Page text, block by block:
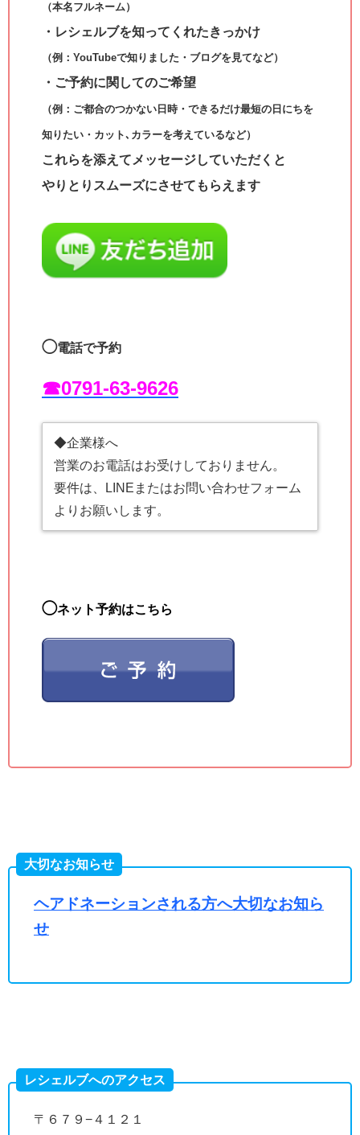
（本名フルネーム）
・レシェルブを知ってくれたきっかけ
（例：YouTubeで知りました・ブログを見てなど）
・ご予約に関してのご希望
（例：ご都合のつかない日時・できるだけ最短の日にちを
知りたい・カット､カラーを考えているなど）
これらを添えてメッセージしていただくと
やりとりスムーズにさせてもらえます
◯電話で予約
☎︎0791-63-9626
◆企業様へ
営業のお電話はお受けしておりません。
要件は、LINEまたはお問い合わせフォーム
よりお願いします。
◯ネット予約はこちら
大切なお知らせ
ヘアドネーションされる方へ大切なお知ら
せ
レシェルブへのアクセス
〒６７９−４１２１